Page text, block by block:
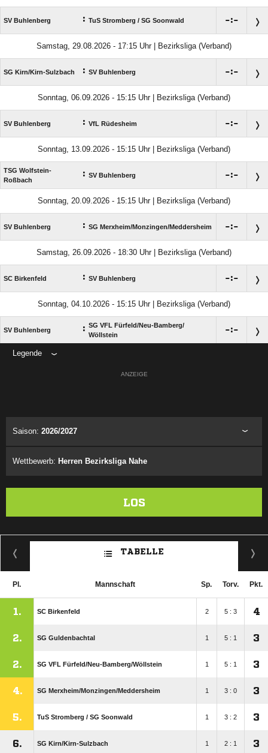
SV Buhlenberg : TuS Stromberg /​ SG Soonwald :
Samstag, 29.08.2026 - 17:15 Uhr | Bezirksliga (Verband)
SG Kirn/​Kirn-Sulzbach : SV Buhlenberg :
Sonntag, 06.09.2026 - 15:15 Uhr | Bezirksliga (Verband)
SV Buhlenberg : VfL Rüdesheim :
Sonntag, 13.09.2026 - 15:15 Uhr | Bezirksliga (Verband)
TSG Wolfstein-
Roßbach
: SV Buhlenberg :
Sonntag, 20.09.2026 - 15:15 Uhr | Bezirksliga (Verband)
SV Buhlenberg : SG Merxheim/​Monzingen/​Meddersheim :
Samstag, 26.09.2026 - 18:30 Uhr | Bezirksliga (Verband)
SC Birkenfeld : SV Buhlenberg :
Sonntag, 04.10.2026 - 15:15 Uhr | Bezirksliga (Verband)
SV Buhlenberg : SG VFL Fürfeld/​Neu-Bamberg/​
Wöllstein
:
Legende
ANZEIGE
Saison: 2026/2027
Wettbewerb: Herren Bezirksliga Nahe
LOS
TABELLE
Pl. Mannschaft Sp. Torv. Pkt.
1. SC Birkenfeld 2 5 : 3 4
2. SG Guldenbachtal 1 5 : 1 3
2. SG VFL Fürfeld/​Neu-Bamberg/​Wöllstein 1 5 : 1 3
4. SG Merxheim/​Monzingen/​Meddersheim 1 3 : 0 3
5. TuS Stromberg /​ SG Soonwald 1 3 : 2 3
6. SG Kirn/​Kirn-Sulzbach 1 2 : 1 3